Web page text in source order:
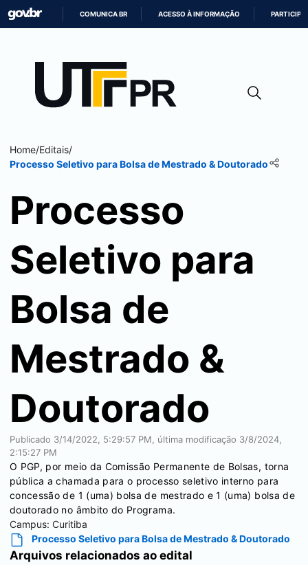
CONTEÚDO
COMUNICA BR ACESSO À INFORMAÇÃO PARTICIPE
Home/Editais/
Processo Seletivo para Bolsa de Mestrado & Doutorado
Processo
Seletivo para
Bolsa de
Mestrado &
Doutorado
Publicado 3/14/2022, 5:29:57 PM , última modificação 3/8/2024,
2:15:27 PM
O PGP, por meio da Comissão Permanente de Bolsas, torna
pública a chamada para o processo seletivo interno para
concessão de 1 (uma) bolsa de mestrado e 1 (uma) bolsa de
doutorado no âmbito do Programa.
Campus: Curitiba
Processo Seletivo para Bolsa de Mestrado & Doutorado
Arquivos relacionados ao edital